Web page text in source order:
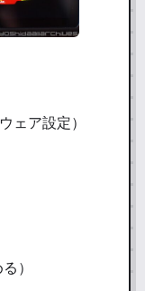
ェア設定）
）